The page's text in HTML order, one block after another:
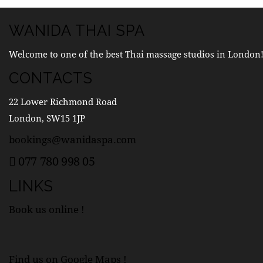
WANIDA THAI SPA
Welcome to one of the best Thai massage studios in London!
CONTACTS
22 Lower Richmond Road
London, SW15 1JP
bookings@wanidaspa.com
077 780 998 05
LINKS
Book us online !
Find us on Google Maps !